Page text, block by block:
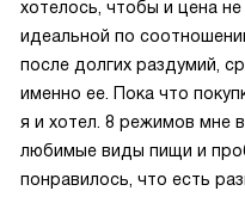
хотелось, чтобы и цена
идеальной по
после долгих раздумий,
именно ее. Пока что
я и хотел. 8 режимов мне
любимые виды пищи и
понравилось, что есть